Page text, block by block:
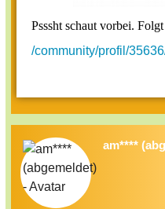
Psssht schaut vorbei.
/community/profil/
am****